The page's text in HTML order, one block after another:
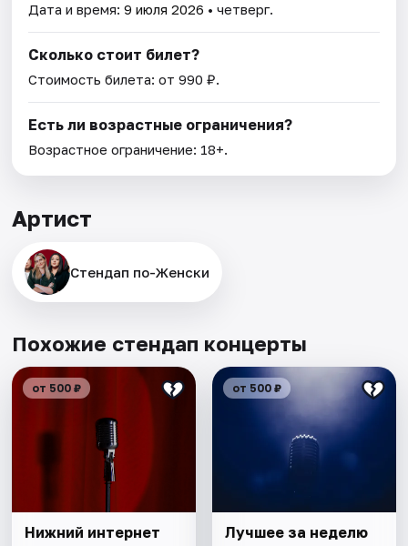
Дата и время:9 июля 2026 • четверг.
Сколько стоит билет?
Стоимость билета: от 990 ₽.
Есть ли возрастные ограничения?
Возрастное ограничение: 18+.
Артист
Стендап по-Женски
Похожие стендап концерты
от 500 ₽
Нижний интернет
от 500 ₽
Лучшее за неделю